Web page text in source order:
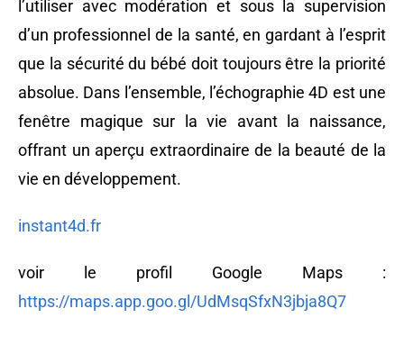
l’utiliser avec modération et sous la supervision
d’un professionnel de la santé, en gardant à l’esprit
que la sécurité du bébé doit toujours être la priorité
absolue. Dans l’ensemble, l’échographie 4D est une
fenêtre magique sur la vie avant la naissance,
offrant un aperçu extraordinaire de la beauté de la
vie en développement.
instant4d.fr
voir le profil Google Maps :
https://maps.app.goo.gl/UdMsqSfxN3jbja8Q7